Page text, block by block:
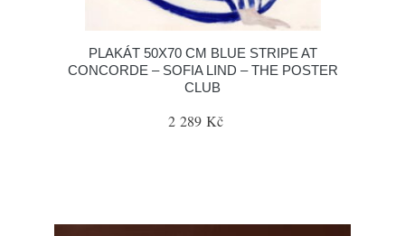
PLAKÁT 50X70 CM BLUE STRIPE AT
CONCORDE – SOFIA LIND – THE POSTER
CLUB
2 289 Kč